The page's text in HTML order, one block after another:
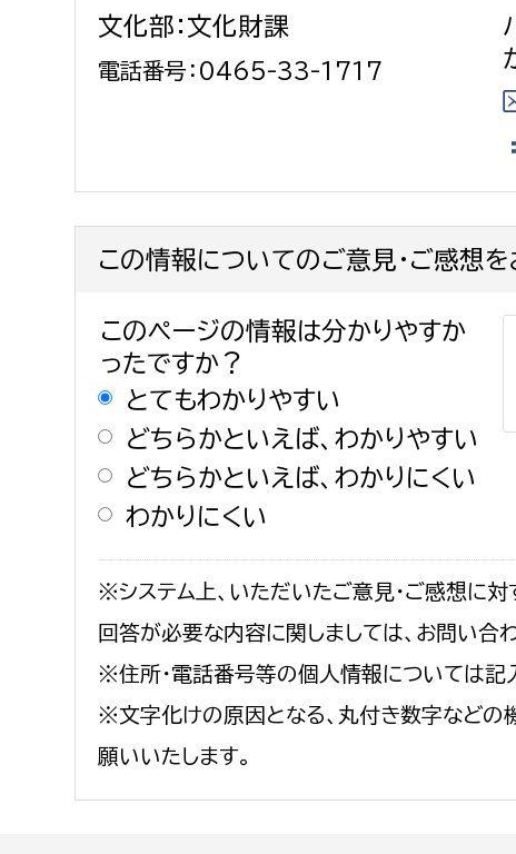
文化部：文化財課
電話番号：0465-33-1717
この情報についてのご意見・ご感想を
このページの情報は分かりやすか
ったですか？
とてもわかりやすい
どちらかといえば、わかりやすい
どちらかといえば、わかりにくい
わかりにくい
※システム上、いただいたご意見・ご感想に対
回答が必要な内容に関しましては、お問い合
※住所・電話番号等の個人情報については記
※文字化けの原因となる、丸付き数字などの
願いいたします。